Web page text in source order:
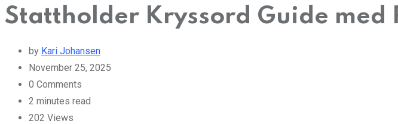
Stattholder Kryssord Guide med
by Kari Johansen
November 25, 2025
0 Comments
2 minutes read
202 Views